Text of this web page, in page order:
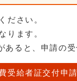
ださい。
ります。
ると、申請の
受給者証交付申